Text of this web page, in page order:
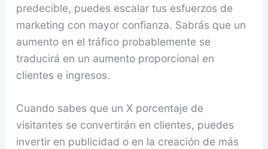
predecible, puedes escalar tus esfuerzos de
marketing con mayor confianza. Sabrás que un
aumento en el tráfico probablemente se
traducirá en un aumento proporcional en
clientes e ingresos.
Cuando sabes que un X porcentaje de
visitantes se convertirán en clientes, puedes
invertir en publicidad o en la creación de más